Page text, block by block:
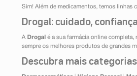
Sim! Além de medicamentos, temos linhas
Drogal: cuidado,
A Drogal é a sua farmácia online
sempre os melhores produtos de grandes
Descubra mais